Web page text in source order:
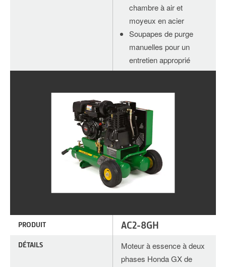
chambre à air et
moyeux en acier
Soupapes de purge
manuelles pour un
entretien approprié
PRODUIT AC2-8GH
DÉTAILS
Moteur à essence à deux
phases Honda GX de